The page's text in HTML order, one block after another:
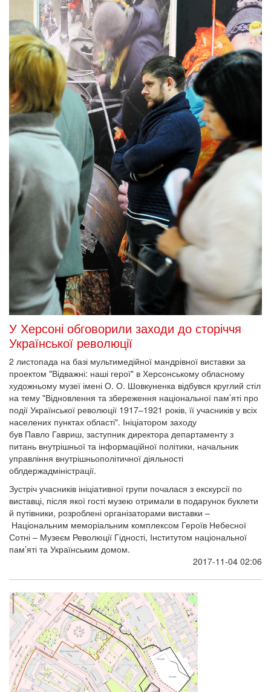
У Херсоні обговорили заходи до сторіччя
Української революції
2 листопада на базі мультимедійної мандрівної виставки за
проектом "Відважні: наші герої" в Херсонському обласному
художньому музеї імені О. О. Шовкуненка відбувся круглий стіл
на тему "Відновлення та збереження національної пам’яті про
події Української революції 1917–1921 років, її учасників у всіх
населених пунктах області". Ініціатором заходу
був Павло Гавриш, заступник директора департаменту з
питань внутрішньої та інформаційної політики, начальник
управління внутрішньополітичної діяльності
облдержадміністрації.
Зустріч учасників ініціативної групи почалася з екскурсії по
виставці, після якої гості музею отримали в подарунок буклети
й путівники, розроблені організаторами виставки –
Національним меморіальним комплексом Героїв Небесної
Сотні – Музеєм Революції Гідності, Інститутом національної
пам’яті та Українським домом.
2017-11-04 02:06